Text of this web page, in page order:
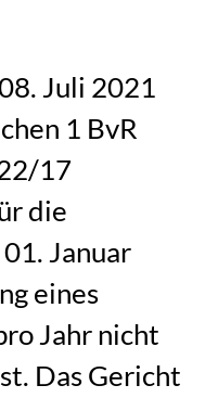
Juli 2021
1 BvR
17
die
Januar
eines
Jahr nicht
Das Gericht